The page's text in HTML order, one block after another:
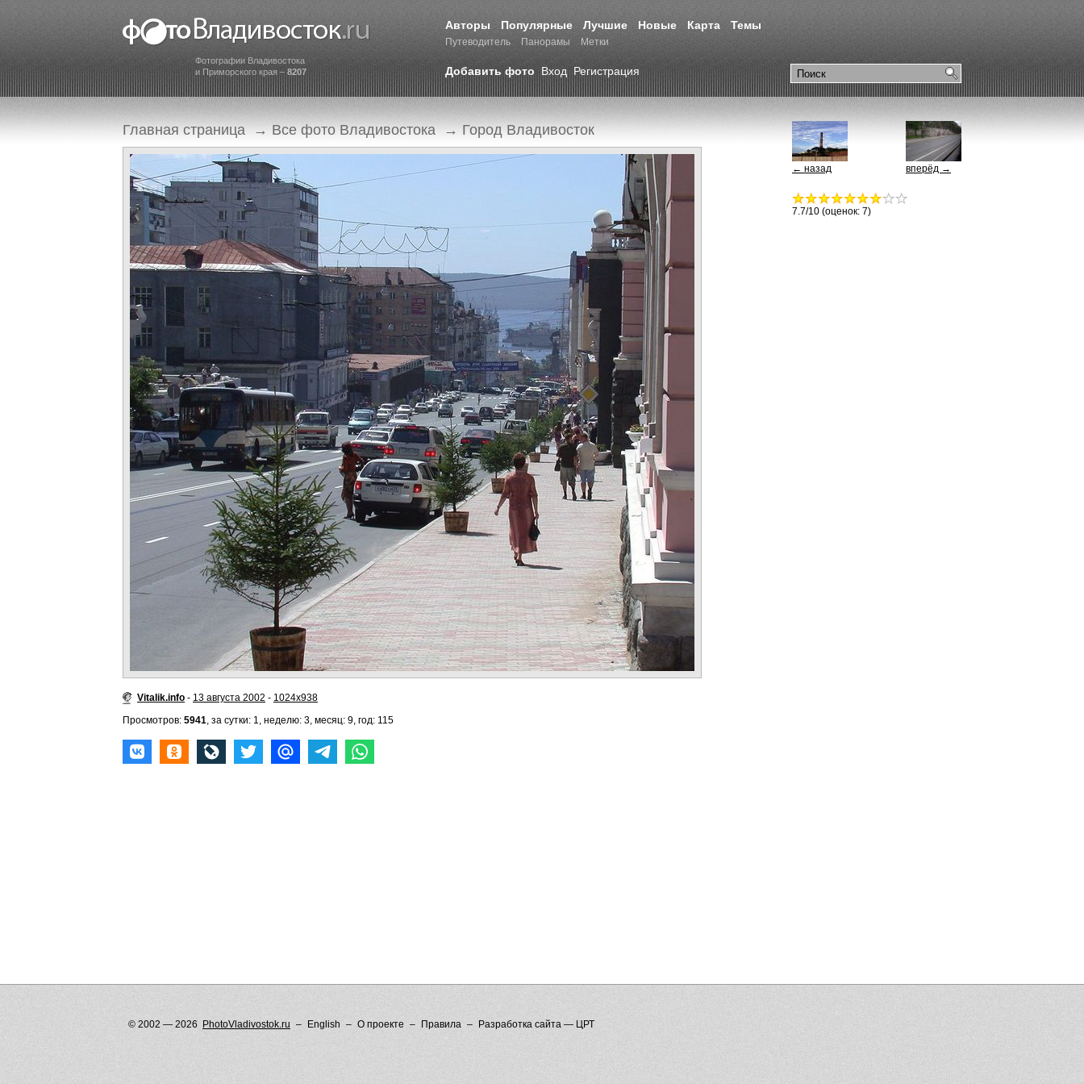
Фотографии Владивостока
и Приморского края – 8207
Авторы Популярные Лучшие Новые Карта Темы
Путеводитель Панорамы Метки
Добавить фото Вход Регистрация
Главная страница → Все фото Владивостока → Город Владивосток
Vitalik.info - 13 августа 2002 - 1024x938
Просмотров: 5941, за сутки: 1, неделю: 3, месяц: 9, год: 115
вперёд →
← назад
7.7/10 (оценок: 7)
© 2002 — 2026 PhotoVladivostok.ru English О проекте Правила Разработка сайта — ЦРТ